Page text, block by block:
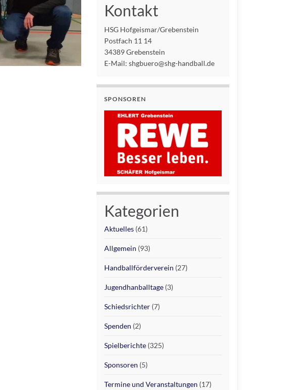
Kontakt
HSG Hofgeismar/Grebenstein
Postfach 11 14
34389 Grebenstein
E-Mail: shgbuero@shg-handball.de
SPONSOREN
Kategorien
Aktuelles (61)
Allgemein (93)
Handballförderverein (27)
Jugendhanballtage (3)
Schiedsrichter (7)
Spenden (2)
Spielberichte (325)
Sponsoren (5)
Termine und Veranstaltungen (17)